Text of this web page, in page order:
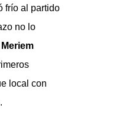
frío al partido
no lo
Meriem
local con
.